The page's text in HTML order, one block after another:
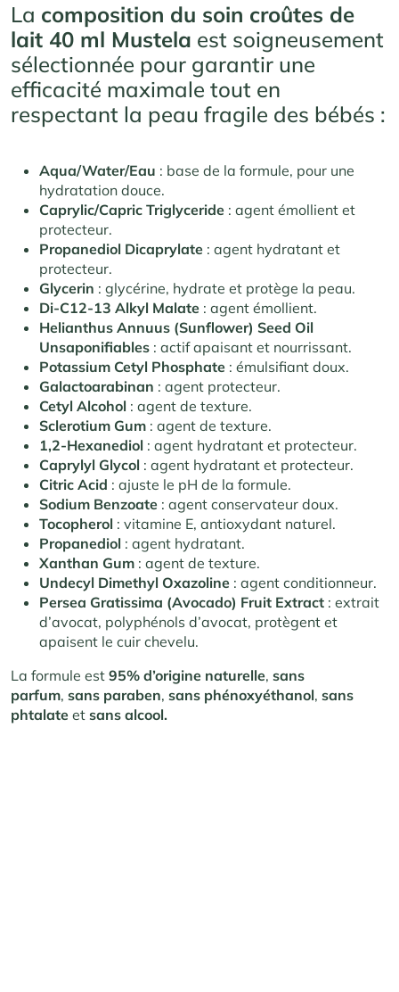
La composition du soin croûtes de
lait 40 ml Mustela est soigneusement
sélectionnée pour garantir une
efficacité maximale tout en
respectant la peau fragile des bébés :
Aqua/Water/Eau : base de la formule, pour une
hydratation douce.
Caprylic/Capric Triglyceride : agent émollient et
protecteur.
Propanediol Dicaprylate : agent hydratant et
protecteur.
Glycerin : glycérine, hydrate et protège la peau.
Di-C12-13 Alkyl Malate : agent émollient.
Helianthus Annuus (Sunflower) Seed Oil
Unsaponifiables : actif apaisant et nourrissant.
Potassium Cetyl Phosphate : émulsifiant doux.
Galactoarabinan : agent protecteur.
Cetyl Alcohol : agent de texture.
Sclerotium Gum : agent de texture.
1,2-Hexanediol : agent hydratant et protecteur.
Caprylyl Glycol : agent hydratant et protecteur.
Citric Acid : ajuste le pH de la formule.
Sodium Benzoate : agent conservateur doux.
Tocopherol : vitamine E, antioxydant naturel.
Propanediol : agent hydratant.
Xanthan Gum : agent de texture.
Undecyl Dimethyl Oxazoline : agent conditionneur.
Persea Gratissima (Avocado) Fruit Extract : extrait
d’avocat, polyphénols d’avocat, protègent et
apaisent le cuir chevelu.
La formule est 95% d’origine naturelle, sans
parfum, sans paraben, sans phénoxyéthanol, sans
phtalate et sans alcool.